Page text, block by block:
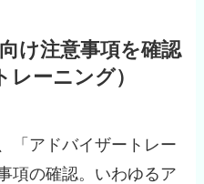
け注意事項を確認
ーニング）
「アドバイザートレー
項の確認。いわゆるア